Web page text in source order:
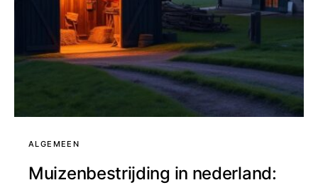
ALGEMEEN
Muizenbestrijding in nederland: